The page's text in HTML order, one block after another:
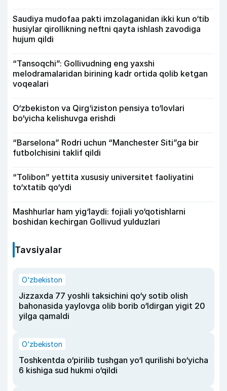
Saudiya mudofaa pakti imzolaganidan ikki kun o‘tib
husiylar qirollikning neftni qayta ishlash zavodiga
hujum qildi
“Tansoqchi”: Gollivudning eng yaxshi
melodramalaridan birining kadr ortida qolib ketgan
voqealari
O‘zbekiston va Qirg‘iziston pensiya to‘lovlari
bo‘yicha kelishuvga erishdi
“Barselona” Rodri uchun “Manchester Siti”ga bir
futbolchisini taklif qildi
“Tolibon” yettita xususiy universitet faoliyatini
to‘xtatib qo‘ydi
Mashhurlar ham yig‘laydi: fojiali yo‘qotishlarni
boshidan kechirgan Gollivud yulduzlari
Tavsiyalar
O‘zbekiston
Jizzaxda 77 yoshli taksichini qo‘y sotib olish
bahonasida yaylovga olib borib o‘ldirgan yigit 20
yilga qamaldi
O‘zbekiston
Toshkentda o‘pirilib tushgan yo‘l qurilishi bo‘yicha
6 kishiga sud hukmi o‘qildi